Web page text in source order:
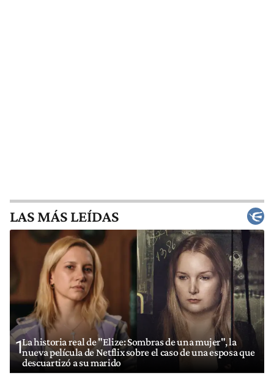
LAS MÁS LEÍDAS
1La historia real de "Elize: Sombras de una mujer", la
nueva película de Netflix sobre el caso de una esposa que
descuartizó a su marido